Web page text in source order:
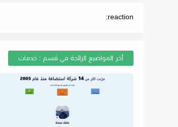
reaction:
أخر المواضيع الرائجة في قسم : خدمات